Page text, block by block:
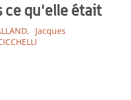
ce qu'elle était
Jacques